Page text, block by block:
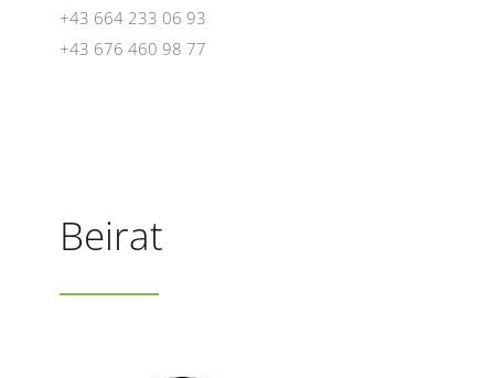
+43 664 233 06 93
+43 676 460 98 77
Beirat